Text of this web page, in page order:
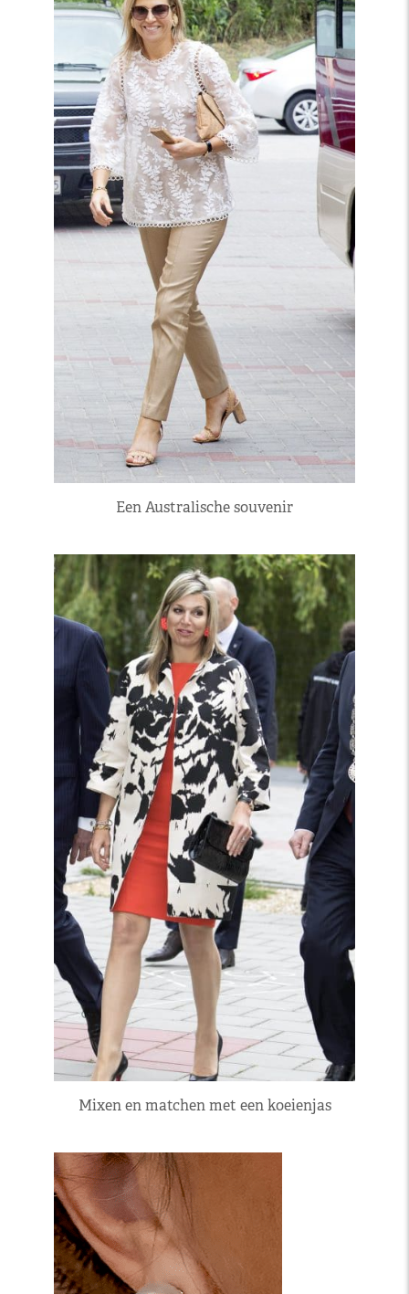
Een Australische souvenir
Mixen en matchen met een koeienjas